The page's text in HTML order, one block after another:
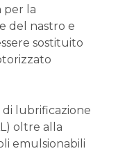
per la
del nastro e
sostituito
lubrificazione
oltre alla
emulsionabili